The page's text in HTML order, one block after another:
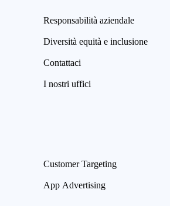
Responsabilità aziendale
Diversità equità e inclusione
Contattaci
I nostri uffici
Customer Targeting
App Advertising